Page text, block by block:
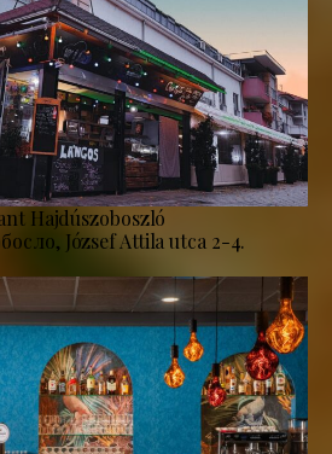
Hajdúszoboszló
József Attila utca 2-4.